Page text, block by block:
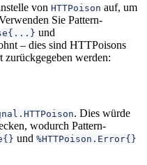
von HTTPoison auf, um
Sie Pattern-
und
– dies sind HTTPoisons
zurückgegeben werden:
. Dies würde
wodurch Pattern-
und %HTTPoison.Error{}